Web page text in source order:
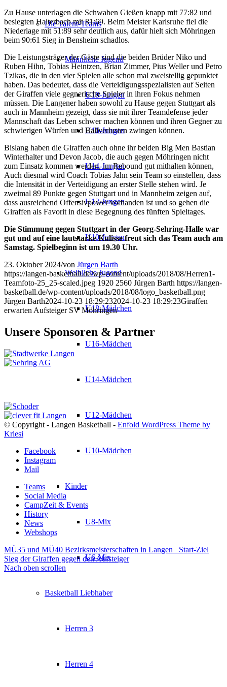
Die Talent-Teams
Männliche Jugend
U18-Jungen
U16-Jungen
U14-Jungen
U12-Jungen
U10-Jungen
Weibliche Jugend
U18-Mädchen
U16-Mädchen
U14-Mädchen
U12-Mädchen
U10-Mädchen
Kinder
U8-Mix
U6-Mix
Basketball Liebhaber
Herren 3
Herren 4
Zu Hause unterlagen die Schwaben Gießen knapp mit 77:82 und
besiegten Haiterbachmit 81:69. Beim Meister Karlsruhe fiel die
Niederlage mit 51:89 sehr deutlich aus, dafür hielt sich Möhringen
beim 90:61 Sieg in Bensheim schadlos.
Die Leistungsträger der Gäste sind die beiden Brüder Niko und
Ruben Hihn, Tobias Heintzen, Brian Zimmer, Pius Weller und Petro
Tzikas, die in den vier Spielen alle schon mal zweistellig gepunktet
haben. Das bedeutet, dass die Verteidigungsspezialisten auf Seiten
der Giraffen viele gegnerische Spieler in ihren Fokus nehmen
müssen. Die Langenerhaben sowohl zu Hause gegen Stuttgart als
auch in Mannheim gezeigt, dass sie mit ihrerTeamdefense jeder
Mannschaft das Leben schwer machen können und ihren Gegner zu
schwierigen Würfen und Ballverlusten zwingen können.
Bislang haben die Giraffen auch ohne ihr beiden Big Men Bastian
Winterhalter und Devon Jacob, die auch gegen Möhringen nicht
zum Einsatz kommen werden, im Rebound gut mithalten können,
Auch diesmal wird Coach Tobias Jahn sein Team so einstellen, dass
die Intensität in der Verteidigung an erster Stelle stehen wird. Je
zweimal 89 Punkte gegen Stuttgart und in Mannheim zeigen auf,
dass ausreichend Offensivpower vorhanden ist und so gehen die
Giraffen als Favorit in diese Begegnung des fünften Spieltages.
Die Stimmung gegen Stuttgart in der Georg-Sehring-Halle war
gut und auf eine lautstarke Kulisse freut sich das Team auch am
Samstag. Spielbeginn ist um 19.30 Uhr.
23. Oktober 2024/von Jürgen Barth
https://langen-basketball.de/wp-content/uploads/2018/08/Herren1-
Teamfoto-25_25-scaled.jpeg 1920 2560 Jürgen Barth https://langen-
basketball.de/wp-content/uploads/2018/08/logo_basketball.png
Jürgen Barth2024-10-23 18:29:232024-10-23 18:29:23Giraffen
erwarten Aufsteiger SV Möhringen
Unsere Sponsoren & Partner
© Copyright - Langen Basketball - Enfold WordPress Theme by
Kriesi
Facebook
Instagram
Mail
Teams
Social Media
CampZeit & Events
History
News
Webshops
MÜ35 und MÜ40 Bezirksmeisterschaften in Langen
Start-Ziel
Sieg der Giraffen gegen den Aufsteiger
Nach oben scrollen